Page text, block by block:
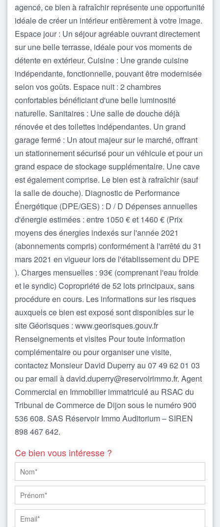
agencé, ce bien à rafraîchir représente une opportunité
idéale de créer un intérieur entièrement à votre image.
Espace jour : Un séjour agréable ouvrant directement
sur une belle terrasse, idéale pour vos moments de
détente en extérieur. Cuisine : Une grande cuisine
indépendante, fonctionnelle, pouvant être modernisée
selon vos goûts. Espace nuit : 2 chambres
confortables bénéficiant d'une belle luminosité
naturelle. Sanitaires : Une salle de douche déjà
rénovée et des toilettes indépendantes. Un grand
garage fermé : Un atout majeur sur le marché, offrant
un stationnement sécurisé pour un véhicule et pour un
grand espace de stockage supplémentaire. Une cave
est également comprise. Le bien est à rafraîchir (sauf
la salle de douche). Diagnostic de Performance
Énergétique (DPE/GES) : D / D Dépenses annuelles
d'énergie estimées : entre 1050 € et 1460 € (Prix
moyens des énergies indexés sur l'année 2021
(abonnements compris) conformément à l'arrêté du 31
mars 2021 en vigueur lors de l'établissement du DPE
). Charges mensuelles : 93€ (comprenant l'eau froide
et le syndic) Copropriété de 52 lots principaux, sans
procédure en cours. Les informations sur les risques
auxquels ce bien est exposé sont disponibles sur le
site Géorisques : www.georisques.gouv.fr
Renseignements et visites Pour toute information
complémentaire ou pour organiser une visite,
contactez Monsieur David Duperry au 07 49 62 01 03
ou par email à david.duperry@reservoirimmo.fr. Agent
Commercial en Immobilier immatriculé au RSAC du
Tribunal de Commerce de Dijon sous le numéro 900
536 608. SAS Réservoir Immo Auditorium – SIREN
898 467 642.
Ce bien vous intéresse ?